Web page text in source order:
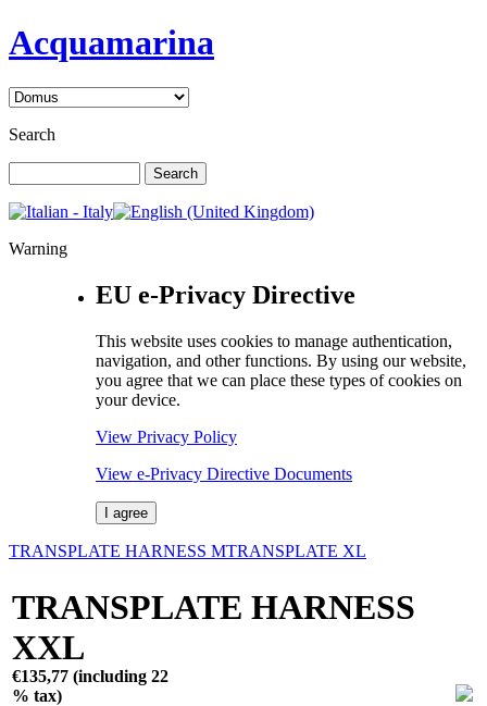
Acquamarina
Search
Warning
EU e-Privacy Directive
This website uses cookies to manage authentication,
navigation, and other functions. By using our website,
you agree that we can place these types of cookies on
your device.
View Privacy Policy
View e-Privacy Directive Documents
I agree
TRANSPLATE HARNESS MTRANSPLATE XL
TRANSPLATE HARNESS
XXL
€135,77 (including 22
% tax)